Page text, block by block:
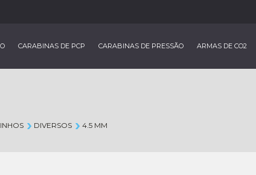
CARABINAS DE PCP CARABINAS DE PRESSÃO ARMAS DE CO2
DIVERSOS 4.5 MM